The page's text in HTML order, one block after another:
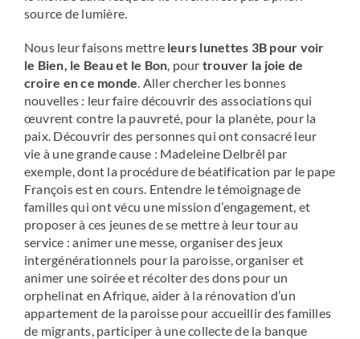
source de lumière.
Nous leur faisons mettre leurs lunettes 3B pour voir
le Bien, le Beau et le Bon , pour trouver la joie de
croire en ce monde . Aller chercher les bonnes
nouvelles : leur faire découvrir des associations qui
œuvrent contre la pauvreté, pour la planète, pour la
paix. Découvrir des personnes qui ont consacré leur
vie à une grande cause : Madeleine Delbrêl par
exemple, dont la procédure de béatification par le pape
François est en cours. Entendre le témoignage de
familles qui ont vécu une mission d’engagement, et
proposer à ces jeunes de se mettre à leur tour au
service : animer une messe, organiser des jeux
intergénérationnels pour la paroisse, organiser et
animer une soirée et récolter des dons pour un
orphelinat en Afrique, aider à la rénovation d’un
appartement de la paroisse pour accueillir des familles
de migrants, participer à une collecte de la banque